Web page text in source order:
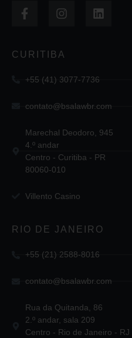
CURITIBA
+55 (41) 3077-7736
contato@bsalawbr.com
Marechal Deodoro, 945
4.º andar
Centro - Curitiba - PR
80060-010
Villento Casino
RIO DE JANEIRO
+55 (21) 2588-8016
contato@bsalawbr.com
Rua da Quitanda, 86
2.º andar, sala 209
Centro - Rio de Janeiro - RJ